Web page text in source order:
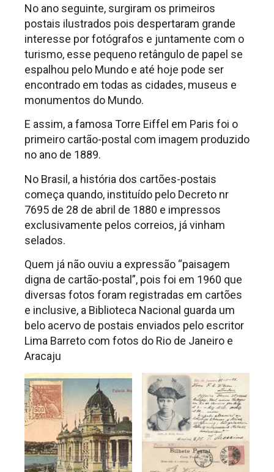
No ano seguinte, surgiram os primeiros
postais ilustrados pois despertaram grande
interesse por fotógrafos e juntamente com o
turismo, esse pequeno retângulo de papel se
espalhou pelo Mundo e até hoje pode ser
encontrado em todas as cidades, museus e
monumentos do Mundo.
E assim, a famosa Torre Eiffel em Paris foi o
primeiro cartão-postal com imagem produzido
no ano de 1889.
No Brasil, a história dos cartões-postais
começa quando, instituído pelo Decreto nr
7695 de 28 de abril de 1880 e impressos
exclusivamente pelos correios, já vinham
selados.
Quem já não ouviu a expressão “paisagem
digna de cartão-postal”, pois foi em 1960 que
diversas fotos foram registradas em cartões
e inclusive, a Biblioteca Nacional guarda um
belo acervo de postais enviados pelo escritor
Lima Barreto com fotos do Rio de Janeiro e
Aracaju